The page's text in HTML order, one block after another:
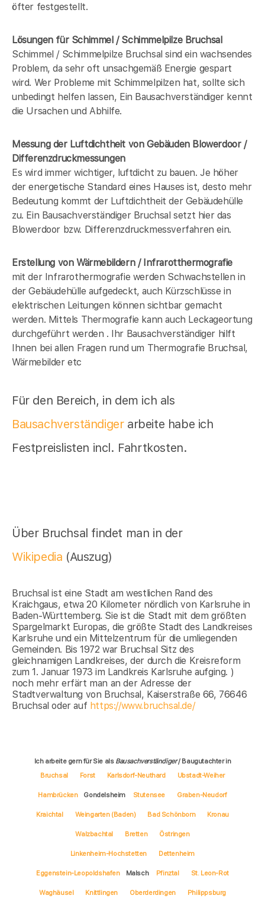
öfter festgestellt.
Lösungen für Schimmel / Schimmelpilze Bruchsal
Schimmel / Schimmelpilze Bruchsal sind ein wachsendes
Problem, da sehr oft unsachgemäß Energie gespart
wird. Wer Probleme mit Schimmelpilzen hat, sollte sich
unbedingt helfen lassen, Ein Bausachverständiger kennt
die Ursachen und Abhilfe.
Messung der Luftdichtheit von Gebäuden Blowerdoor /
Differenzdruckmessungen
Es wird immer wichtiger, luftdicht zu bauen. Je höher
der energetische Standard eines Hauses ist, desto mehr
Bedeutung kommt der Luftdichtheit der Gebäudehülle
zu. Ein Bausachverständiger Bruchsal setzt hier das
Blowerdoor bzw. Differenzdruckmessverfahren ein.
Erstellung von Wärmebildern / Infrarotthermografie
mit der Infrarothermografie werden Schwachstellen in
der Gebäudehülle aufgedeckt, auch Kürzschlüsse in
elektrischen Leitungen können sichtbar gemacht
werden. Mittels Thermografie kann auch Leckageortung
durchgeführt werden . Ihr Bausachverständiger hilft
Ihnen bei allen Fragen rund um Thermografie Bruchsal,
Wärmebilder etc
Für den Bereich, in dem ich als
Bausachverständigerarbeite habe ich
Festpreislisten incl. Fahrtkosten.
Über Bruchsal findet man in der
Wikipedia (Auszug)
Bruchsal ist eine Stadt am westlichen Rand des
Kraichgaus, etwa 20 Kilometer nördlich von Karlsruhe in
Baden-Württemberg. Sie ist die Stadt mit dem größten
Spargelmarkt Europas, die größte Stadt des Landkreises
Karlsruhe und ein Mittelzentrum für die umliegenden
Gemeinden. Bis 1972 war Bruchsal Sitz des
gleichnamigen Landkreises, der durch die Kreisreform
zum 1. Januar 1973 im Landkreis Karlsruhe aufging. )
noch mehr erfärt man an der Adresse der
Stadtverwaltung von Bruchsal, Kaiserstraße 66, 76646
Bruchsal oder auf https://www.bruchsal.de/
Ich arbeite gern für Sie als Bausachverständiger/ Baugutachter in
Bruchsal
Forst Karlsdorf-Neuthard Ubstadt-Weiher
Hambrücken Gondelsheim Stutensee Graben-Neudorf
Kraichtal Weingarten (Baden) Bad Schönborn Kronau
Walzbachtal Bretten Östringen
Linkenheim-Hochstetten Dettenheim
Eggenstein-Leopoldshafen Malsch Pfinztal St. Leon-Rot
Waghäusel Knittlingen Oberderdingen Philippsburg